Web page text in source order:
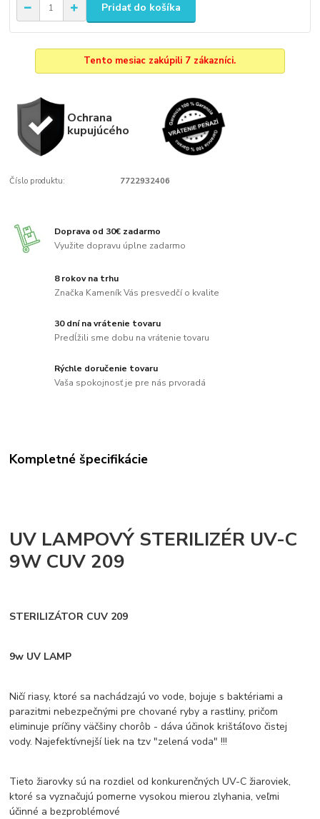
Pridať do košíka
Tento mesiac zakúpili 7 zákazníci.
Ochrana
kupujúcého
Číslo produktu: 7722932406
Doprava od 30€ zadarmo
Využite dopravu úplne zadarmo
8 rokov na trhu
Značka Kameník Vás presvedčí o kvalite
30 dní na vrátenie tovaru
Predĺžili sme dobu na vrátenie tovaru
Rýchle doručenie tovaru
Vaša spokojnosť je pre nás prvoradá
Kompletné špecifikácie
UV LAMPOVÝ STERILIZÉR UV-C
9W CUV 209
STERILIZÁTOR CUV 209
9w UV LAMP
Ničí riasy, ktoré sa nachádzajú vo vode, bojuje s baktériami a
parazitmi nebezpečnými pre chované ryby a rastliny, pričom
eliminuje príčiny väčšiny chorôb - dáva účinok krištáľovo čistej
vody. Najefektívnejší liek na tzv "zelená voda" !!!
Tieto žiarovky sú na rozdiel od konkurenčných UV-C žiaroviek,
ktoré sa vyznačujú pomerne vysokou mierou zlyhania, veľmi
účinné a bezproblémové